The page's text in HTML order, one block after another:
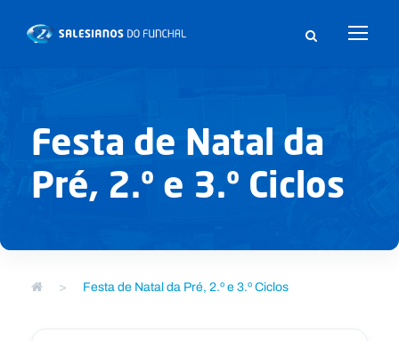
Festa de Natal da
Pré, 2.º e 3.º Ciclos
> Festa de Natal da Pré, 2.º e 3.º Ciclos